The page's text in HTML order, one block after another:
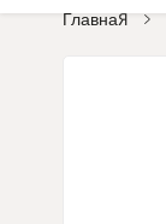
Главная